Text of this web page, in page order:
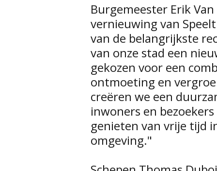
Burgemeester Erik
vernieuwing van
van de belangrijkste
van onze stad een
gekozen voor een
ontmoeting en
creëren we een
inwoners en
genieten van vrije tijd
omgeving."